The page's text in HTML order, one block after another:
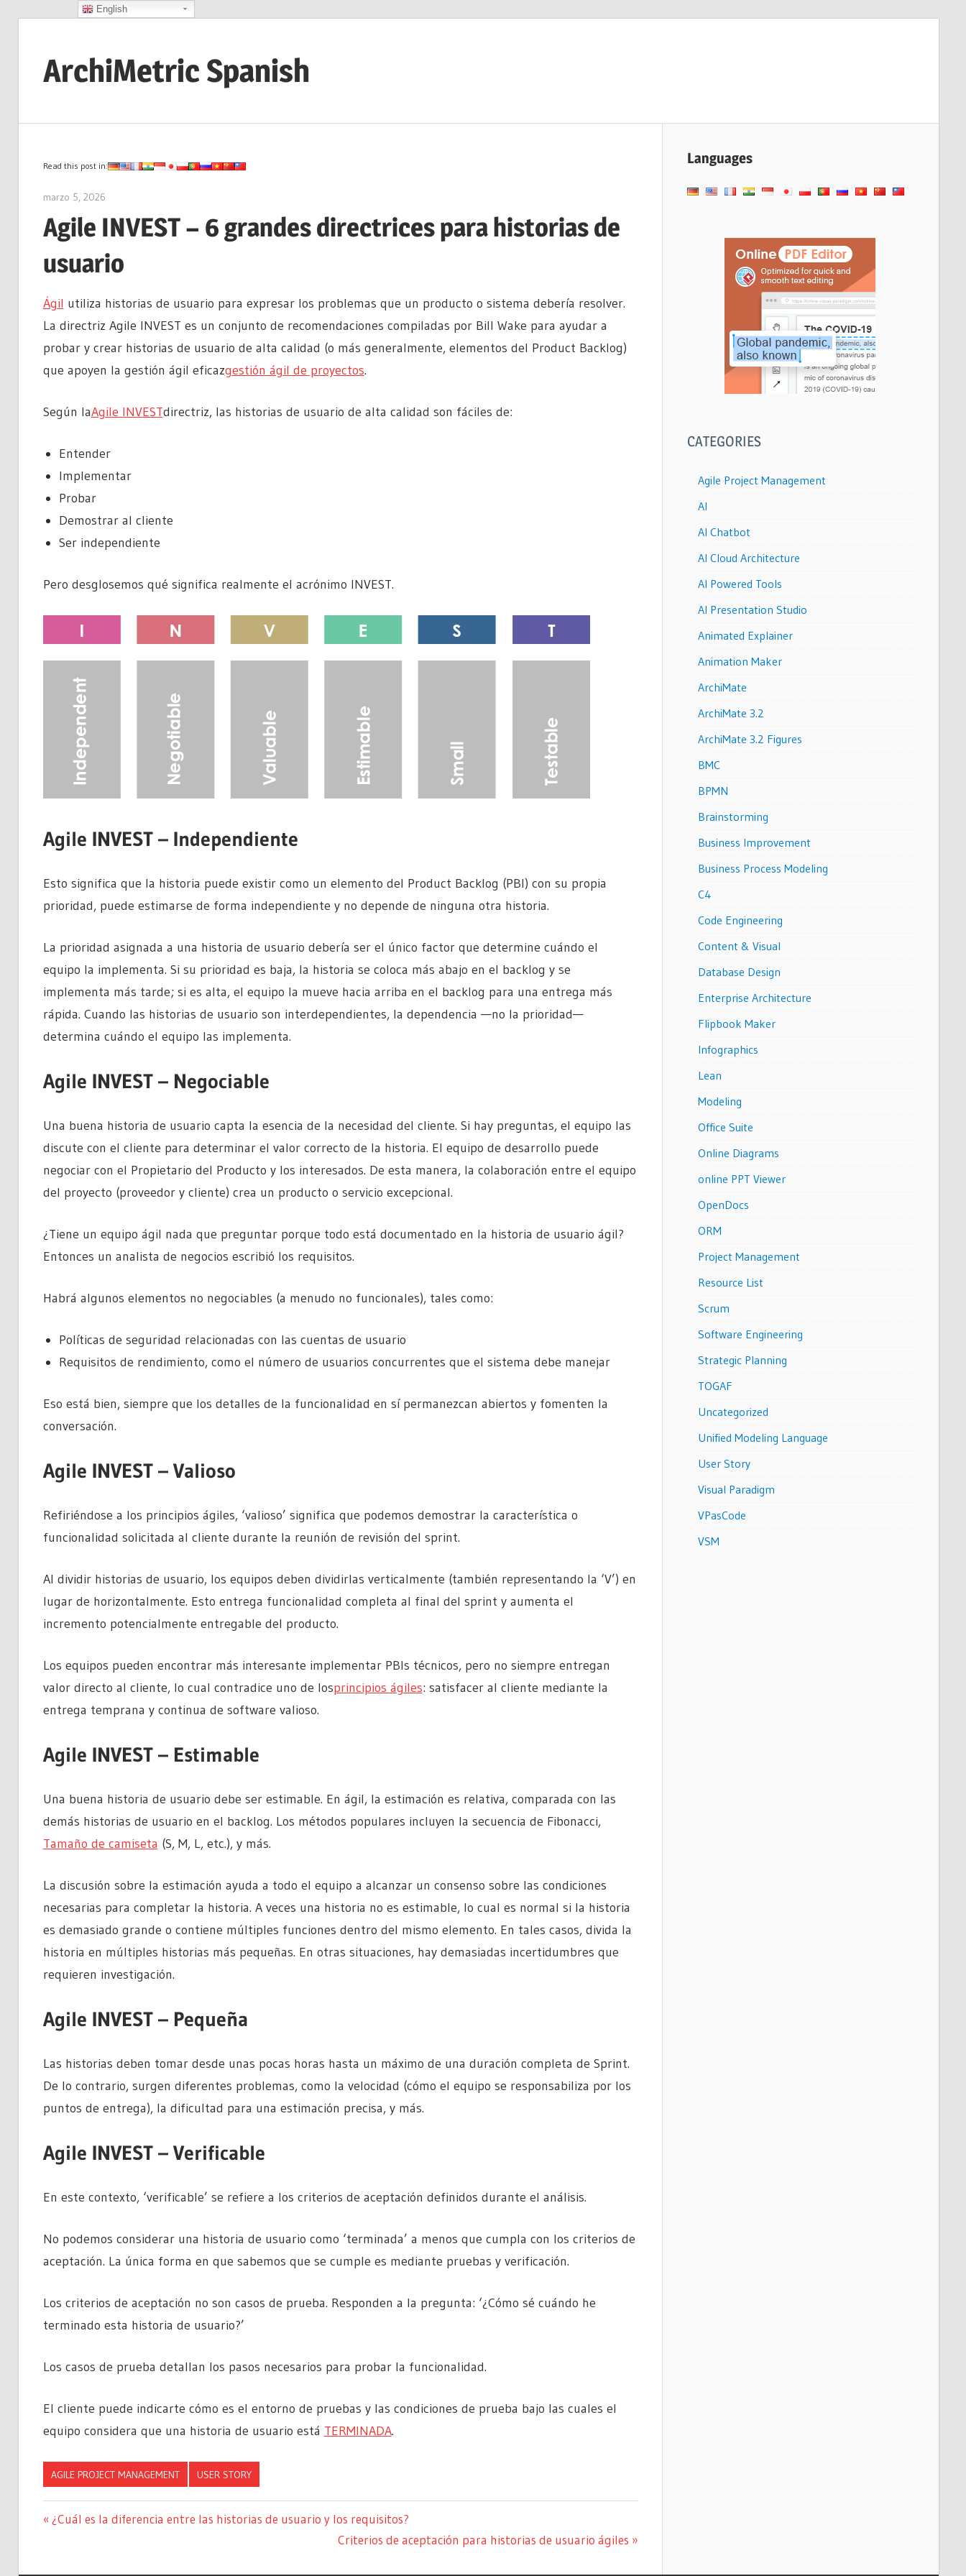
contenido
ArchiMetric Spanish
Dev
Scrum,
More
Read this post in:
marzo 5, 2026
Agile INVEST – 6 grandes directrices para historias de
usuario
Ágil utiliza historias de usuario para expresar los problemas que un producto o sistema debería resolver.
La directriz Agile INVEST es un conjunto de recomendaciones compiladas por Bill Wake para ayudar a
probar y crear historias de usuario de alta calidad (o más generalmente, elementos del Product Backlog)
que apoyen la gestión ágil eficazgestión ágil de proyectos.
Según laAgile INVESTdirectriz, las historias de usuario de alta calidad son fáciles de:
Entender
Implementar
Probar
Demostrar al cliente
Ser independiente
Pero desglosemos qué significa realmente el acrónimo INVEST.
Agile INVEST – Independiente
Esto significa que la historia puede existir como un elemento del Product Backlog (PBI) con su propia
prioridad, puede estimarse de forma independiente y no depende de ninguna otra historia.
La prioridad asignada a una historia de usuario debería ser el único factor que determine cuándo el
equipo la implementa. Si su prioridad es baja, la historia se coloca más abajo en el backlog y se
implementa más tarde; si es alta, el equipo la mueve hacia arriba en el backlog para una entrega más
rápida. Cuando las historias de usuario son interdependientes, la dependencia —no la prioridad—
determina cuándo el equipo las implementa.
Agile INVEST – Negociable
Una buena historia de usuario capta la esencia de la necesidad del cliente. Si hay preguntas, el equipo las
discute con el cliente para determinar el valor correcto de la historia. El equipo de desarrollo puede
negociar con el Propietario del Producto y los interesados. De esta manera, la colaboración entre el equipo
del proyecto (proveedor y cliente) crea un producto o servicio excepcional.
¿Tiene un equipo ágil nada que preguntar porque todo está documentado en la historia de usuario ágil?
Entonces un analista de negocios escribió los requisitos.
Habrá algunos elementos no negociables (a menudo no funcionales), tales como:
Políticas de seguridad relacionadas con las cuentas de usuario
Requisitos de rendimiento, como el número de usuarios concurrentes que el sistema debe manejar
Eso está bien, siempre que los detalles de la funcionalidad en sí permanezcan abiertos y fomenten la
conversación.
Agile INVEST – Valioso
Refiriéndose a los principios ágiles, ‘valioso’ significa que podemos demostrar la característica o
funcionalidad solicitada al cliente durante la reunión de revisión del sprint.
Al dividir historias de usuario, los equipos deben dividirlas verticalmente (también representando la ‘V’) en
lugar de horizontalmente. Esto entrega funcionalidad completa al final del sprint y aumenta el
incremento potencialmente entregable del producto.
Los equipos pueden encontrar más interesante implementar PBIs técnicos, pero no siempre entregan
valor directo al cliente, lo cual contradice uno de losprincipios ágiles: satisfacer al cliente mediante la
entrega temprana y continua de software valioso.
Agile INVEST – Estimable
Una buena historia de usuario debe ser estimable. En ágil, la estimación es relativa, comparada con las
demás historias de usuario en el backlog. Los métodos populares incluyen la secuencia de Fibonacci,
Tamaño de camiseta (S, M, L, etc.), y más.
La discusión sobre la estimación ayuda a todo el equipo a alcanzar un consenso sobre las condiciones
necesarias para completar la historia. A veces una historia no es estimable, lo cual es normal si la historia
es demasiado grande o contiene múltiples funciones dentro del mismo elemento. En tales casos, divida la
historia en múltiples historias más pequeñas. En otras situaciones, hay demasiadas incertidumbres que
requieren investigación.
Agile INVEST – Pequeña
Las historias deben tomar desde unas pocas horas hasta un máximo de una duración completa de Sprint.
De lo contrario, surgen diferentes problemas, como la velocidad (cómo el equipo se responsabiliza por los
puntos de entrega), la dificultad para una estimación precisa, y más.
Agile INVEST – Verificable
En este contexto, ‘verificable’ se refiere a los criterios de aceptación definidos durante el análisis.
No podemos considerar una historia de usuario como ‘terminada’ a menos que cumpla con los criterios de
aceptación. La única forma en que sabemos que se cumple es mediante pruebas y verificación.
Los criterios de aceptación no son casos de prueba. Responden a la pregunta: ‘¿Cómo sé cuándo he
terminado esta historia de usuario?’
Los casos de prueba detallan los pasos necesarios para probar la funcionalidad.
El cliente puede indicarte cómo es el entorno de pruebas y las condiciones de prueba bajo las cuales el
equipo considera que una historia de usuario está TERMINADA.
AGILE PROJECT MANAGEMENT USER STORY
Navegación
Entrada
¿Cuál es la diferencia entre las historias de usuario y los requisitos?
Siguiente
Criterios de aceptación para historias de usuario ágiles
Languages
CATEGORIES
Agile Project Management
AI
AI Chatbot
AI Cloud Architecture
AI Powered Tools
AI Presentation Studio
Animated Explainer
Animation Maker
ArchiMate
ArchiMate 3.2
ArchiMate 3.2 Figures
BMC
BPMN
Brainstorming
Business Improvement
Business Process Modeling
C4
Code Engineering
Content & Visual
Database Design
Enterprise Architecture
Flipbook Maker
Infographics
Lean
Modeling
Office Suite
Online Diagrams
online PPT Viewer
OpenDocs
ORM
Project Management
Resource List
Scrum
Software Engineering
Strategic Planning
TOGAF
Uncategorized
Unified Modeling Language
User Story
Visual Paradigm
VPasCode
VSM
English